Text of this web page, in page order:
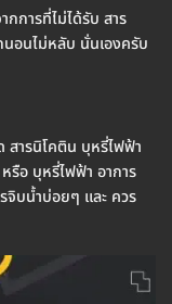
กการที่ไม่ได้รับ สาร
นอนไม่หลับ นั่นเองครับ
สารนิโคติน บุหรี่ไฟฟ้า
รือ บุหรี่ไฟฟ้า อาการ
จิบน้ำบ่อยๆ และ ควร